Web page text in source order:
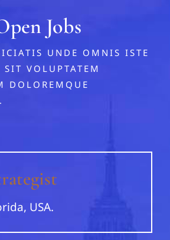
Jobs
UNDE OMNIS ISTE
SIT VOLUPTATEM
DOLOREMQUE
USA.